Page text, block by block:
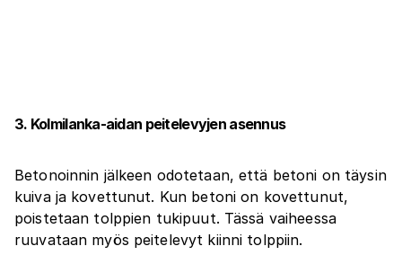
3. Kolmilanka-aidan peitelevyjen asennus
Betonoinnin jälkeen odotetaan, että betoni on täysin
kuiva ja kovettunut. Kun betoni on kovettunut,
poistetaan tolppien tukipuut. Tässä vaiheessa
ruuvataan myös peitelevyt kiinni tolppiin.